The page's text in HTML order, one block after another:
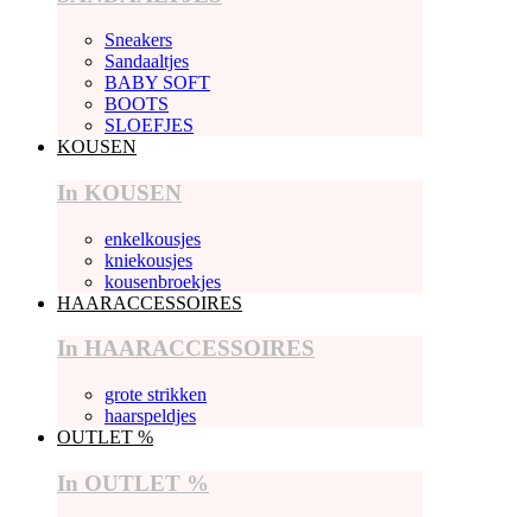
Sneakers
Sandaaltjes
BABY SOFT
BOOTS
SLOEFJES
KOUSEN
In KOUSEN
enkelkousjes
kniekousjes
kousenbroekjes
HAARACCESSOIRES
In HAARACCESSOIRES
grote strikken
haarspeldjes
OUTLET %
In OUTLET %